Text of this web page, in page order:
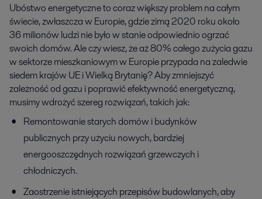
Ubóstwo energetyczne to coraz większy problem na całym
świecie, zwłaszcza w Europie, gdzie zimą 2020 roku około
36 milionów ludzi nie było w stanie odpowiednio ogrzać
swoich domów. Ale czy wiesz, że aż 80% całego zużycia gazu
w sektorze mieszkaniowym w Europie przypada na zaledwie
siedem krajów UE i Wielką Brytanię? Aby zmniejszyć
zależność od gazu i poprawić efektywność energetyczną,
musimy wdrożyć szereg rozwiązań, takich jak:
Remontowanie starych domów i budynków
publicznych przy użyciu nowych, bardziej
energooszczędnych rozwiązań grzewczych i
chłodniczych.
Zaostrzenie istniejących przepisów budowlanych, aby